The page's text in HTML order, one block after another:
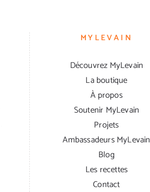
MYLEVAIN
Découvrez MyLevain
La boutique
À propos
Soutenir MyLevain
Projets
Ambassadeurs MyLevain
Blog
Les recettes
Contact